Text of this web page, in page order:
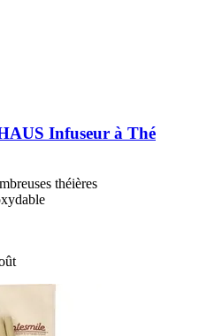
Infuseur à Thé
théières